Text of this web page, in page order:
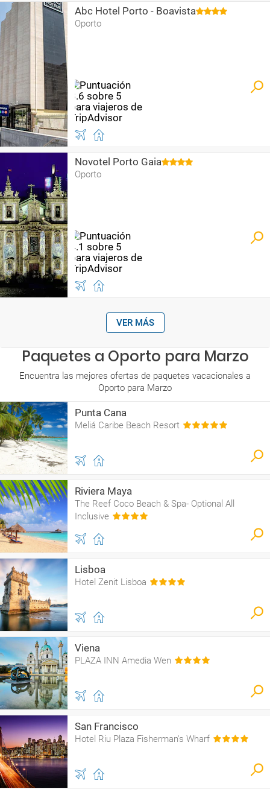
Abc Hotel Porto - Boavista
Oporto
Novotel Porto Gaia
Oporto
VER MÁS
Paquetes a Oporto para Marzo
Encuentra las mejores ofertas de paquetes vacacionales a
Oporto para Marzo
Punta Cana
Meliá Caribe Beach Resort
Riviera Maya
The Reef Coco Beach & Spa- Optional All
Inclusive
Lisboa
Hotel Zenit Lisboa
Viena
PLAZA INN Amedia Wen
San Francisco
Hotel Riu Plaza Fisherman's Wharf